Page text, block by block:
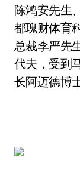
陈鸿安先生
都瑰财体育
总裁李严先
代夫，受到
长阿迈德博